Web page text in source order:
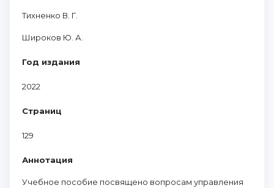
Тихненко В. Г.
Широков Ю. А.
Год издания
2022
Страниц
129
Аннотация
Учебное пособие посвящено вопросам управления